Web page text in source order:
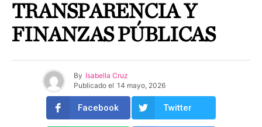
TRANSPARENCIA Y
FINANZAS PÚBLICAS
By Isabella Cruz
Publicado el 14 mayo, 2026
Facebook Twitter